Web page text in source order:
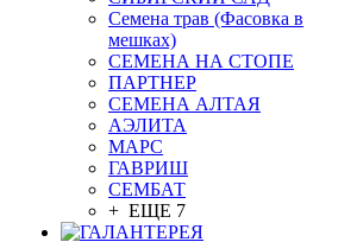
Семена трав (Фасовка в
мешках)
СЕМЕНА НА СТОПЕ
ПАРТНЕР
СЕМЕНА АЛТАЯ
АЭЛИТА
МАРС
ГАВРИШ
СЕМБАТ
+ ЕЩЕ 7